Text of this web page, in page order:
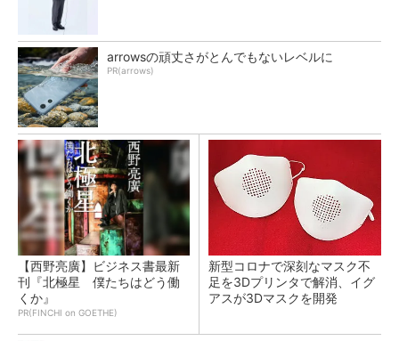
arrowsの頑丈さがとんでもないレベルに
PR(arrows)
【西野亮廣】ビジネス書最新
刊『北極星 僕たちはどう働
くか』
PR(FINCHI on GOETHE)
新型コロナで深刻なマスク不
足を3Dプリンタで解消、イグ
アスが3Dマスクを開発